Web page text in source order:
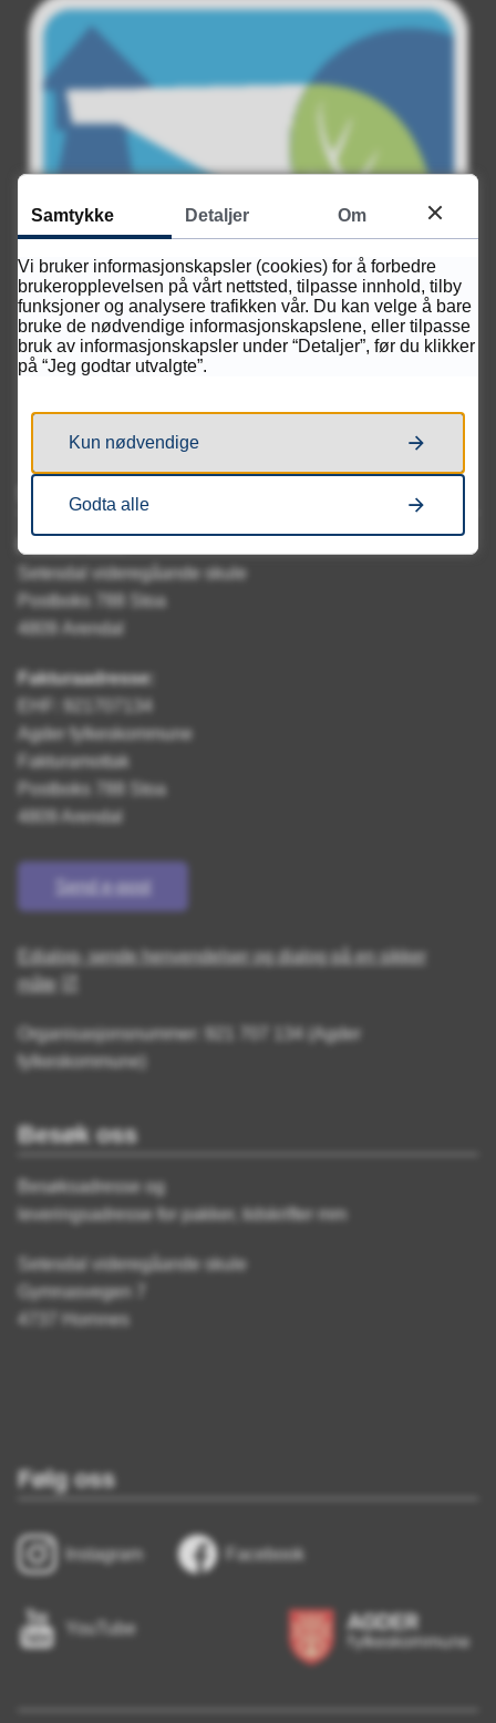
Skriv til oss
Postadresse:
Setesdal videregåande skule
Postboks 788 Stoa
4809 Arendal
Fakturaadresse:
EHF: 921707134
Agder fylkeskommune
Fakturamottak
Postboks 788 Stoa
4809 Arendal
Send e-post
Edialog- sende henvendelser og dialog på en sikker
måte
Organisasjonsnummer: 921 707 134 (Agder
fylkeskommune)
Besøk oss
Besøksadresse og
leveringsadresse for pakker, tidskrifter mm
Setesdal videregåande skule
Gymnasvegen 7
4737 Hornnes
Følg oss
Instagram Facebook
YouTube
Samtykke Detaljer Om
Vi bruker informasjonskapsler (cookies) for å forbedre
brukeropplevelsen på vårt nettsted, tilpasse innhold, tilby
funksjoner og analysere trafikken vår. Du kan velge å bare
bruke de nødvendige informasjonskapslene, eller tilpasse
bruk av informasjonskapsler under “Detaljer”, før du klikker
på “Jeg godtar utvalgte”.
Kun nødvendige
Godta alle